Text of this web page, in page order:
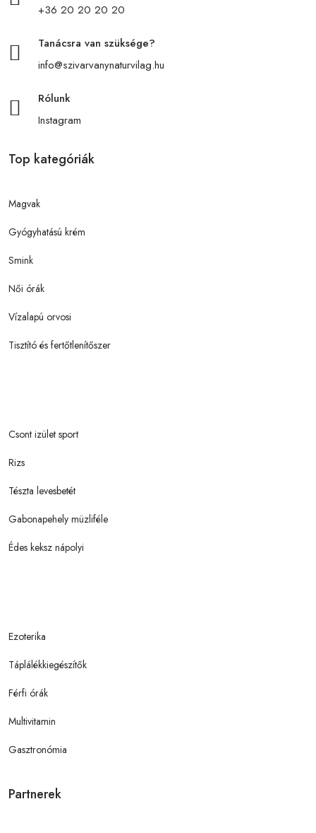
+36 20 20 20 20
Tanácsra van szüksége?
info@szivarvanynaturvilag.hu
Rólunk
Instagram
Top kategóriák
Magvak
Gyógyhatású krém
Smink
Női órák
Vízalapú orvosi
Tisztító és fertőtlenítőszer
Csont izület sport
Rizs
Tészta levesbetét
Gabonapehely müzliféle
Édes keksz nápolyi
Ezoterika
Táplálékkiegészítők
Férfi órák
Multivitamin
Gasztronómia
Partnerek